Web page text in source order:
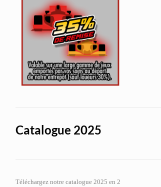
Catalogue 2025
Téléchargez notre catalogue 2025 en 2